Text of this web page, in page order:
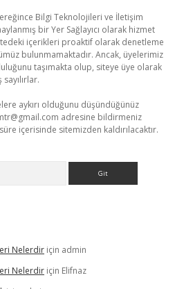
Bilgi Teknolojileri ve İletişim
bir Yer Sağlayıcı olarak hizmet
içerikleri proaktif olarak denetleme
bulunmamaktadır. Ancak, üyelerimiz
taşımakta olup, siteye üye olarak
aykırı olduğunu düşündüğünüz
adresine bildirmeniz
içerisinde sitemizden kaldırılacaktır.
Nelerdir için admin
Nelerdir için Elifnaz